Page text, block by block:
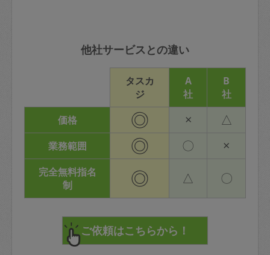
他社サービスとの違い
タスカ
ジ
A
社
B
社
価格
◎ × △
業務範囲 ◎ 〇 ×
完全無料指名
制
◎ △ 〇